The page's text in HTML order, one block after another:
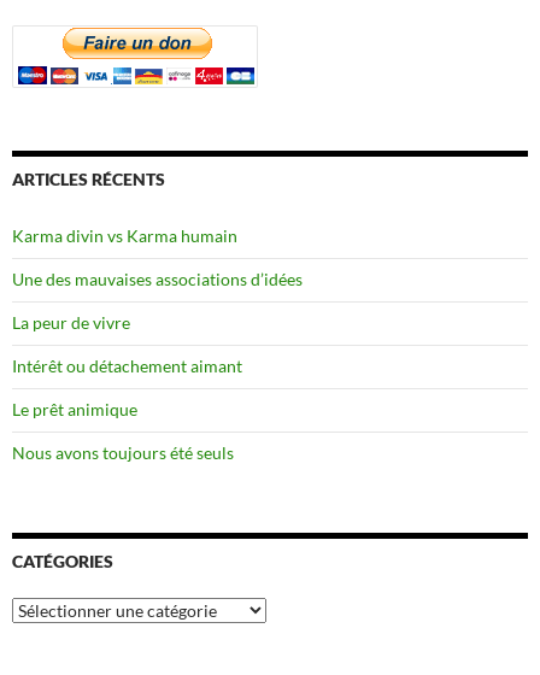
ARTICLES RÉCENTS
Karma divin vs Karma humain
Une des mauvaises associations d’idées
La peur de vivre
Intérêt ou détachement aimant
Le prêt animique
Nous avons toujours été seuls
CATÉGORIES
Catégories